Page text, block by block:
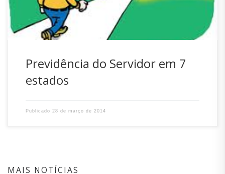
municípios […]
Previdência do Servidor em 7
estados
Publicado 28 de março de 2014
MAIS NOTÍCIAS